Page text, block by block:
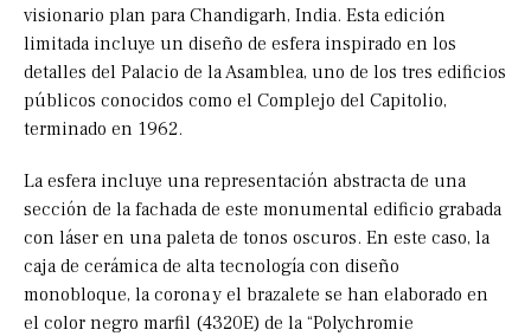
visionario plan para Chandigarh, India. Esta edición
limitada incluye un diseño de esfera inspirado en los
detalles del Palacio de la Asamblea, uno de los tres edificios
públicos conocidos como el Complejo del Capitolio,
terminado en 1962.
La esfera incluye una representación abstracta de una
sección de la fachada de este monumental edificio grabada
con láser en una paleta de tonos oscuros. En este caso, la
caja de cerámica de alta tecnología con diseño
monobloque, la corona y el brazalete se han elaborado en
el color negro marfil (4320E) de la “Polychromie